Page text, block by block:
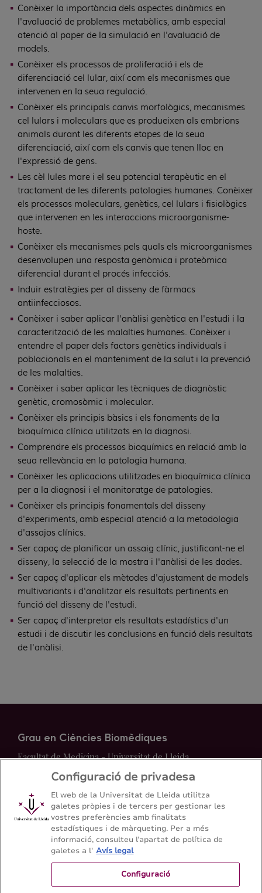
Conèixer la importància dels aspectes dinàmics en
l'avaluació de problemes metabòlics, amb especial
atenció al paper de la simulació en l'avaluació de
models.
Conèixer els processos de proliferació i els de
diferenciació cel·lular, així com els mecanismes que
intervenen en la seua regulació.
Conèixer els principals canvis morfològics, mecanismes
cel·lulars i moleculars que es produeixen als embrions
animals durant les diferents etapes de la seua
diferenciació, així com els canvis que tenen lloc en
l'expressió de gens.
Les cèl·lules mare i el seu potencial terapèutic en el
tractament de les diferents patologies humanes. Conèixer
els processos moleculars, genètics, cel·lulars i fisiològics
que intervenen en les interaccions microorganisme-
hoste.
Conèixer els mecanismes pels quals els microorganismes
desenvolupen una resposta genòmica i proteòmica
diferencial durant el procés infecciós.
Induir estratègies per al disseny de fàrmacs
antiinfecciosos.
Conèixer i saber aplicar l'anàlisi genètica en l'estudi i la
caracterització de les malalties humanes. Conèixer i
entendre el paper dels factors genètics individuals i
poblacionals en el manteniment de la salut i la prevenció
de les malalties.
Conèixer i saber aplicar les tècniques de diagnòstic
genètic, cromosòmic i molecular.
Conèixer els principis bàsics i els fonaments de la
bioquímica clínica utilitzats en la diagnosi.
Comprendre els processos bioquímics en relació amb la
seua rellevància en la patologia humana.
Conèixer les aplicacions utilitzades en bioquímica clínica
per a la diagnosi i el monitoratge de patologies.
Conèixer els principis fonamentals del disseny
d'experiments, amb especial atenció a la metodologia
d'assajos clínics.
Ser capaç de planificar un assaig clínic, justificant-ne el
disseny, la selecció de la mostra i l'anàlisi de les dades.
Ser capaç d'aplicar els mètodes d'ajustament de models
multivariants i d'analitzar els resultats pertinents en
funció del disseny de l'estudi.
Ser capaç d'interpretar els resultats estadístics d'un
estudi i de discutir les conclusions en funció dels resultats
de l'anàlisi.
Grau en Ciències Biomèdiques
Facultat de Medicina - Universitat de Lleida
Mapa del web Contacte
973 70 24 18
Configuració de privadesa
El web de la Universitat de Lleida utilitza
galetes pròpies i de tercers per gestionar les
vostres preferències amb finalitats
estadístiques i de màrqueting. Per a més
informació, consulteu l’apartat de política de
galetes a l' Avís legal
Configuració